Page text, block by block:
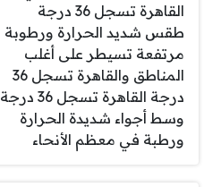
القاهرة تسجل 36 درجة
طقس شديد الحرارة ورطوبة
مرتفعة تسيطر على أغلب
المناطق والقاهرة تسجل 36
درجة القاهرة تسجل 36 درجة
وسط أجواء شديدة الحرارة
ورطبة في معظم الأنحاء